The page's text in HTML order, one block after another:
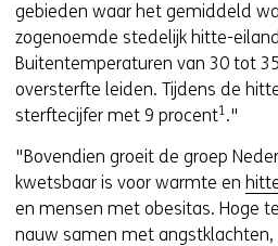
gebieden waar het gemiddeld
zogenoemde stedelijk hitte-
Buitentemperaturen van 30 tot
oversterfte leiden. Tijdens de
sterftecijfer met 9 procent1."
"Bovendien groeit de groep
kwetsbaar is voor warmte en
en mensen met obesitas. Hoge
nauw samen met